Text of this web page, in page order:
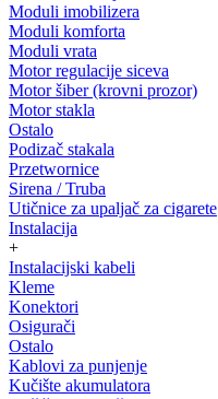
Moduli imobilizera
Moduli komforta
Moduli vrata
Motor regulacije siceva
Motor šiber (krovni prozor)
Motor stakla
Ostalo
Podizač stakala
Przetwornice
Sirena / Truba
Utičnice za upaljač za cigarete
Instalacija
+
Instalacijski kabeli
Kleme
Konektori
Osigurači
Ostalo
Kablovi za punjenje
Kučište akumulatora